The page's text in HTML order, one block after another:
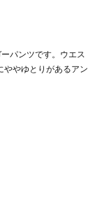
パンツです。ウエス
ややゆとりがあるアン